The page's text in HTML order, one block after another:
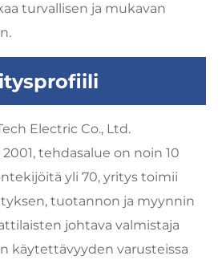
turvallisen ja mukavan
Electric Co., Ltd.
tehdasalue on noin 10
yli 70, yritys toimii
tuotannon ja myynnin
johtava valmistaja
käytettävyyden varusteissa